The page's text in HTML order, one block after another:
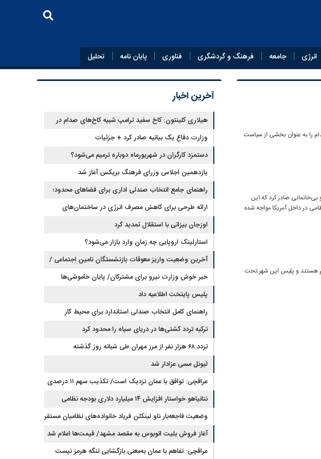
انرژی جامعه فرهنگ و گردشگری فناوری پایان‌ نامه تحلیل
را به عنوان بخشی از سیاست
با جرم و بی‌خانمانی صادر کرد که این
در داخل آمریکا مواجه شده
اعزام هستند و پلیس این شهر تحت
آخرین اخبار
هیلاری کلینتون: کاخ سفید ترامپ شبیه کاخ‌های صدام در
زمان سقوط است
وزارت دفاع یک بیانیه صادر کرد + جزئیات
دستمزد کارگران در شهریورماه دوباره ترمیم می‌شود؟
یازدهمین اجلاس وزرای فرهنگ بریکس آغاز شد
راهنمای جامع انتخاب صندلی اداری برای فضاهای محدود؛
تلفیق ارگونومی و طراحی
ارائه طرحی برای کاهش مصرف انرژی در ساختمان‌های
مسکونی
اوزجان بیزاتی با استقلال تمدید کرد
استارلینک اروپایی چه زمان وارد بازار می‌شود؟
آخرین وضعیت واریز معوقات بازنشستگان تامین اجتماعی /
رقم مابه‌التفاوت چقدر است؟
خبر خوش وزارت نیرو برای مشترکان/ پایان خاموشی‌ها
نزدیک است؟
پلیس پایتخت اطلاعیه داد
راهنمای کامل انتخاب صندلی استاندارد برای محیط کار
ترکیه تردد کشتی‌ها در دریای سیاه را محدود کرد
تردد ۶۸ هزار نفر از مرز مهران طی شبانه روز گذشته
لیونل مسی عزادار شد
عراقچی: توافق با عمان نزدیک است/ تکذیب سهم ۱۱ درصدی
ایران از خزر
نتانیاهو خواستار افزایش ۱۴ میلیارد دلاری بودجه نظامی
اسرائیل شد
وضعیت فاجعه‌بار ناو لینکلن فریاد خانواده‌های نظامیان مستقر
در دریا را بلند کرد
آغاز فروش بلیت اتوبوس به مقصد مشهد/ قیمت‌ها اعلام شد
عراقچی: تفاهم با عمان به‌معنی بازگشایی تنگه هرمز نیست